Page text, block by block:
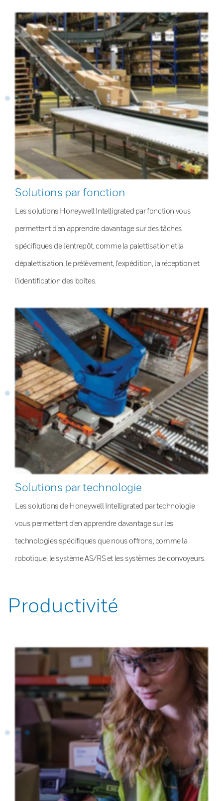
Solutions par fonction
Les solutions Honeywell Intelligrated par fonction vous
permettent d’en apprendre davantage sur des tâches
spécifiques de l’entrepôt, comme la palettisation et la
dépalettisation, le prélèvement, l’expédition, la réception et
l’identification des boîtes.
Solutions par technologie
Les solutions de Honeywell Intelligrated par technologie
vous permettent d’en apprendre davantage sur les
technologies spécifiques que nous offrons, comme la
robotique, le système AS/RS et les systèmes de convoyeurs.
Productivité